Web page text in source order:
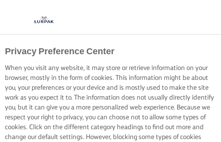
ROMIGE,
FLUWEELZACHTE
TOMATENSAUS
Zeg vaarwel tegen bitterheid en creëer buitengewone
Privacy Preference Center
When you visit any website, it may store or retrieve information on your
browser, mostly in the form of cookies. This information might be about
you, your preferences or your device and is mostly used to make the site
work as you expect it to. The information does not usually directly identify
you, but it can give you a more personalized web experience. Because we
respect your right to privacy, you can choose not to allow some types of
cookies. Click on the different category headings to find out more and
change our default settings. However, blocking some types of cookies